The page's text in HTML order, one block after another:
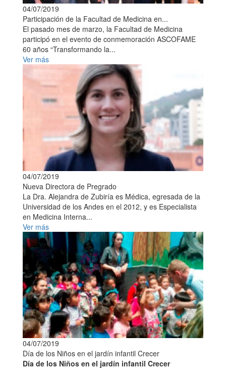
04/07/2019
Participación de la Facultad de Medicina en...
El pasado mes de marzo, la Facultad de Medicina
participó en el evento de conmemoración ASCOFAME
60 años “Transformando la...
Ver más
04/07/2019
Nueva Directora de Pregrado
La Dra. Alejandra de Zubiría es Médica, egresada de la
Universidad de los Andes en el 2012, y es Especialista
en Medicina Interna...
Ver más
04/07/2019
Día de los Niños en el jardín infantil Crecer
Día de los Niños en el jardín infantil Crecer